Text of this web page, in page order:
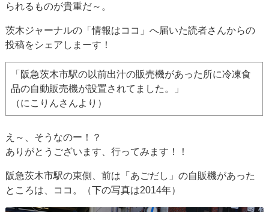
られるものが貴重だ～。
茨木ジャーナルの「情報はココ」へ届いた読者さんからの
投稿をシェアしまーす！
「阪急茨木市駅の以前出汁の販売機があった所に冷凍食
品の自動販売機が設置されてました。」
（にこりんさんより）
え～、そうなのー！？
ありがとうございます、行ってみます！！
阪急茨木市駅の東側、前は「あごだし」の自販機があった
ところは、ココ。（下の写真は2014年）